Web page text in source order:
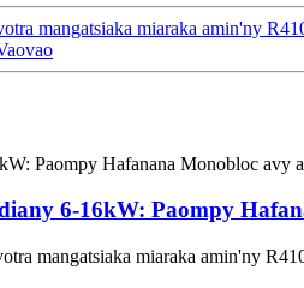
mangatsiaka miaraka amin'ny
6-16kW: Paompy